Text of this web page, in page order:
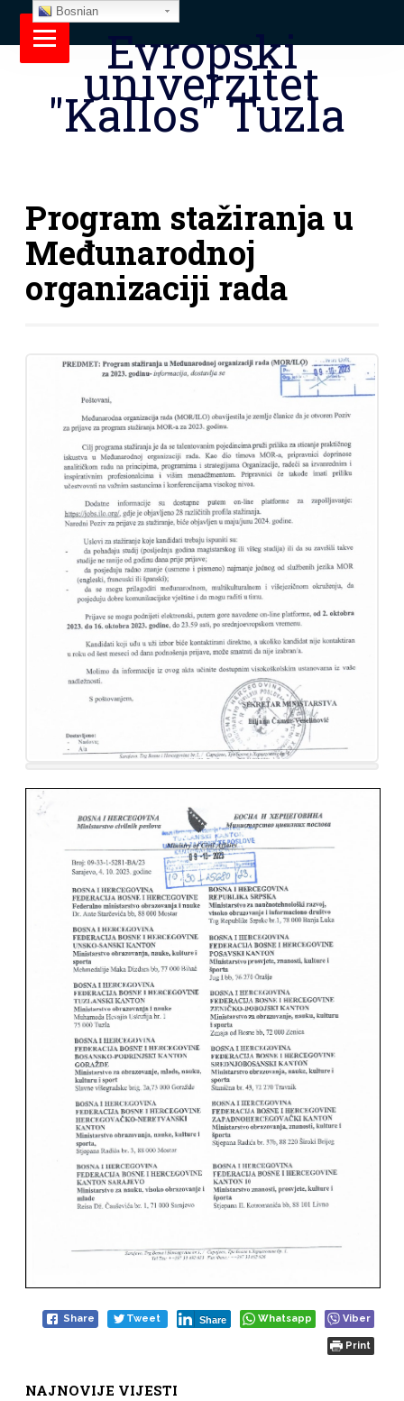
Evropski
univerzitet
"Kallos" Tuzla
Program stažiranja u
Međunarodnoj
organizaciji rada
Share Tweet Share Whatsapp Viber
Print
NAJNOVIJE VIJESTI
Bosnian